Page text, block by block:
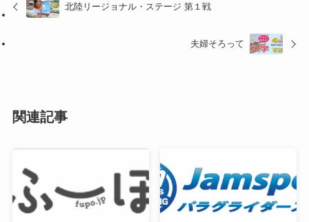
北陸リージョナル・ステージ 第１戦
夫婦そろって
関連記事